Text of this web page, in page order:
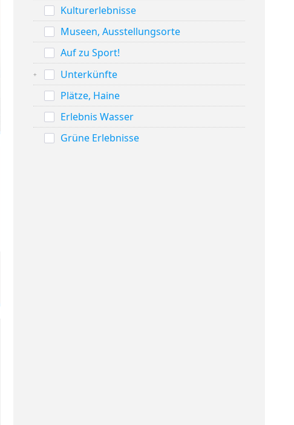
Kulturerlebnisse
Museen, Ausstellungsorte
Auf zu Sport!
Unterkünfte
Plätze, Haine
Erlebnis Wasser
Grüne Erlebnisse